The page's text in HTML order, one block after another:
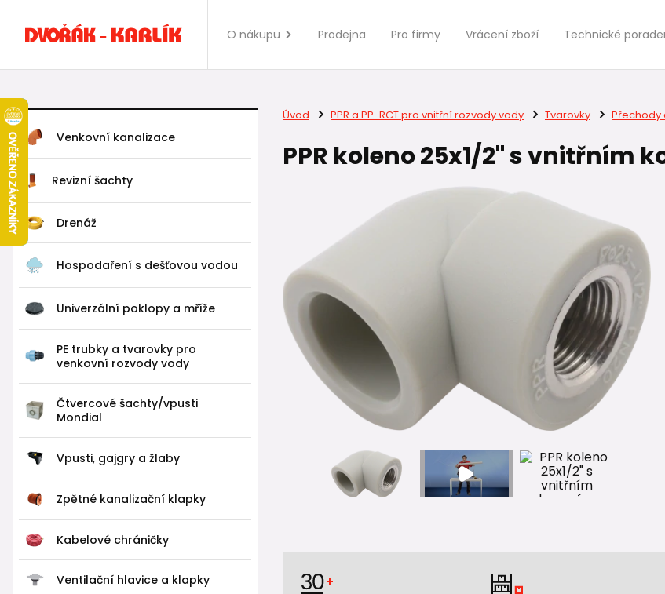
O nákupu Prodejna Pro firmy Vrácení zboží Technické
Venkovní kanalizace
Revizní šachty
Drenáž
Hospodaření s dešťovou vodou
Univerzální poklopy a mříže
PE trubky a tvarovky pro
venkovní rozvody vody
Čtvercové šachty/vpusti
Mondial
Vpusti, gajgry a žlaby
Zpětné kanalizační klapky
Kabelové chráničky
Ventilační hlavice a klapky
Úvod PPR a PP-RCT pro vnitřní rozvody vody Tvarovky Přechody
PPR koleno 25x1/2" s vnitřním